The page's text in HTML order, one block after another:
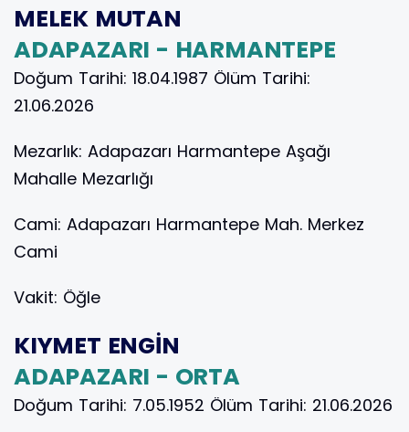
MELEK MUTAN
ADAPAZARI - HARMANTEPE
Doğum Tarihi: 18.04.1987 Ölüm Tarihi:
21.06.2026
Mezarlık: Adapazarı Harmantepe Aşağı
Mahalle Mezarlığı
Cami: Adapazarı Harmantepe Mah. Merkez
Cami
Vakit: Öğle
KIYMET ENGİN
ADAPAZARI - ORTA
Doğum Tarihi: 7.05.1952 Ölüm Tarihi: 21.06.2026